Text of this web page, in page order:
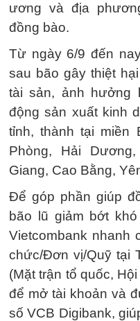
ương và địa
đồng bào.
Từ ngày 6/9 đến
sau bão gây thiệt
tài sản, ảnh hưởng
động sản xuất kinh
tỉnh, thành tại miền
Phòng, Hải
Giang, Cao Bằng,
Để góp phần giúp
bão lũ giảm bớt
Vietcombank nhanh
chức/Đơn vị/Quỹ tại
(Mặt trận tổ quốc,
để mở tài khoản và
số VCB Digibank,